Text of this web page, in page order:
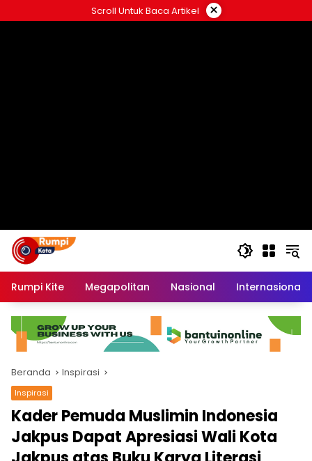
ke
Scroll Untuk Baca Artikel ×
Rumpi Kite Megapolitan Nasional Internasional
Beranda Inspirasi
Inspirasi
Kader Pemuda Muslimin Indonesia
Jakpus Dapat Apresiasi Wali Kota